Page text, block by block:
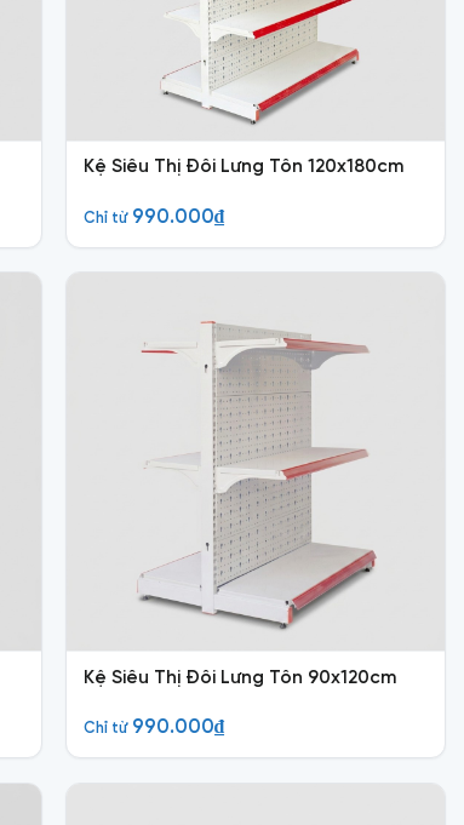
Kệ Siêu Thị Đôi Lưng Tôn 120x180cm
Chỉ từ 990.000₫
Kệ Siêu Thị Đôi Lưng Tôn 90x120cm
Chỉ từ 990.000₫